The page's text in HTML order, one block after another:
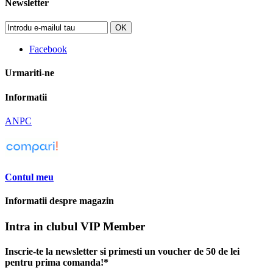
Newsletter
OK
Facebook
Urmariti-ne
Informatii
ANPC
Contul meu
Informatii despre magazin
Intra in clubul VIP Member
Inscrie-te la newsletter si primesti un voucher de 50 de lei
pentru prima comanda!*